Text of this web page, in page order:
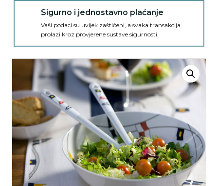
Sigurno i jednostavno plaćanje
Vaši podaci su uvijek zaštićeni, a svaka transakcija
prolazi kroz provjerene sustave sigurnosti.